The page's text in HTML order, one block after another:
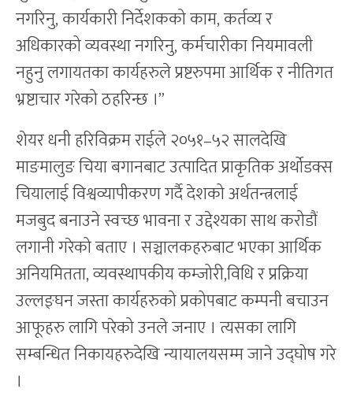
नगरिनु, कार्यकारी निर्देशकको काम, कर्तव्य र
अधिकारको व्यवस्था नगरिनु, कर्मचारीका नियमावली
नहुनु लगायतका कार्यहरुले प्रष्टरुपमा आर्थिक र नीतिगत
भ्रष्टाचार गरेको ठहरिन्छ ।”
शेयर धनी हरिविक्रम राईले २०५१–५२ सालदेखि
माङमालुङ चिया बगानबाट उत्पादित प्राकृतिक अर्थोडक्स
चियालाई विश्वव्यापीकरण गर्दै देशको अर्थतन्त्रलाई
मजबुद बनाउने स्वच्छ भावना र उद्देश्यका साथ करोडौं
लगानी गरेको बताए । सञ्चालकहरुबाट भएका आर्थिक
अनियमितता, व्यवस्थापकीय कम्जोरी,विधि र प्रक्रिया
उल्लङ्घन जस्ता कार्यहरुको प्रकोपबाट कम्पनी बचाउन
आफूहरु लागि परेको उनले जनाए । त्यसका लागि
सम्बन्धित निकायहरुदेखि न्यायालयसम्म जाने उद्घोष गरे
।